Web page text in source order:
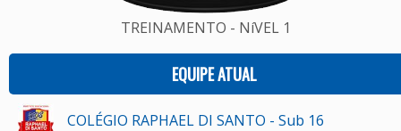
TREINAMENTO - NíVEL 1
EQUIPE ATUAL
COLÉGIO RAPHAEL DI SANTO - Sub 16